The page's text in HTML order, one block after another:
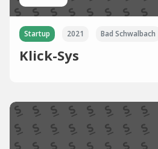
Startup 2021 Bad Schwalbach
Klick-Sys